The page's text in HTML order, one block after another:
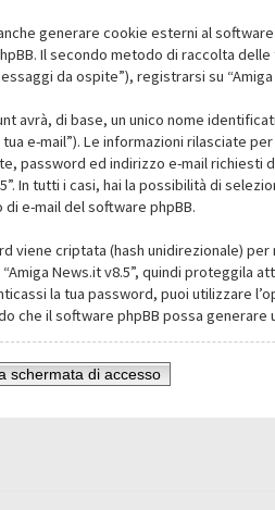
generare cookie esterni al
Il secondo metodo di raccolta
da ospite”), registrarsi su
avrà, di base, un unico nome
e-mail”). Le informazioni rilasciate
password ed indirizzo e-mail richiesti
In tutti i casi, hai la possibilità di
di e-mail del software phpBB.
viene criptata (hash unidirezionale)
News.it v8.5”, quindi proteggila
la tua password, puoi utilizzare
che il software phpBB possa
schermata di accesso